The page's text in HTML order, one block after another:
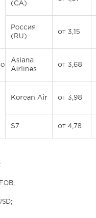
(CA)
Россия
(RU)
от 3,15
Asiana
Airlines
от 3,68
Korean Air от 3,98
S7 от 4,78